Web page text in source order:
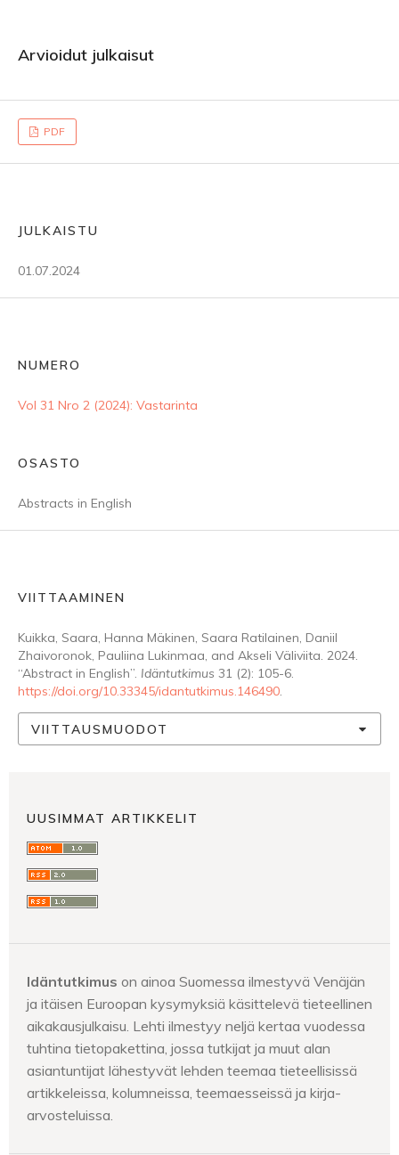
Arvioidut julkaisut
PDF
JULKAISTU
01.07.2024
NUMERO
Vol 31 Nro 2 (2024): Vastarinta
OSASTO
Abstracts in English
VIITTAAMINEN
Kuikka, Saara, Hanna Mäkinen, Saara Ratilainen, Daniil
Zhaivoronok, Pauliina Lukinmaa, and Akseli Väliviita. 2024.
“Abstract in English”. Idäntutkimus 31 (2): 105-6.
https://doi.org/10.33345/idantutkimus.146490.
VIITTAUSMUODOT
UUSIMMAT ARTIKKELIT
Idäntutkimus on ainoa Suomessa ilmestyvä Venäjän
ja itäisen Euroopan kysymyksiä käsittelevä tieteellinen
aikakausjulkaisu. Lehti ilmestyy neljä kertaa vuodessa
tuhtina tietopakettina, jossa tutkijat ja muut alan
asiantuntijat lähestyvät lehden teemaa tieteellisissä
artikkeleissa, kolumneissa, teemaesseissä ja kirja-
arvosteluissa.